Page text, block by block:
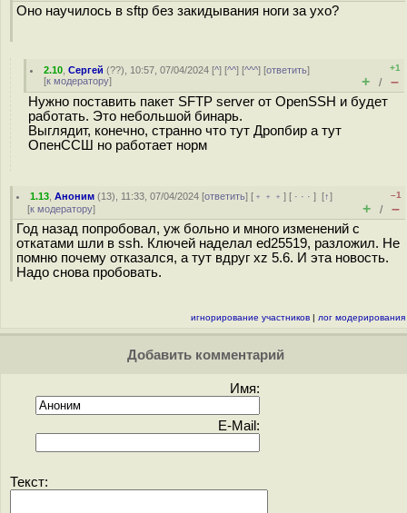
Оно научилось в sftp без закидывания ноги за ухо?
2.10 ,Сергей (??), 10:57, 07/04/2024 [^] [^^] [^^^] [ответить]
[к модератору]
+1
+ / –
Нужно поставить пакет SFTP server от OpenSSH и будет
работать. Это небольшой бинарь.
Выглядит, конечно, странно что тут Дропбир а тут
ОпенССШ но работает норм
1.13 ,Аноним (13), 11:33, 07/04/2024 [ответить] [ ﹢﹢﹢] [ · · ·][↑]
[к модератору]
–1
+ / –
Год назад попробовал, уж больно и много изменений с
откатами шли в ssh. Ключей наделал ed25519, разложил. Не
помню почему отказался, а тут вдруг xz 5.6. И эта новость.
Надо снова пробовать.
игнорирование участников | лог модерирования
Добавить комментарий
Имя:
E-Mail:
Текст: